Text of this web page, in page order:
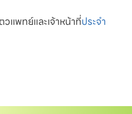
แพทย์และเจ้าหน้าที่ประจำ